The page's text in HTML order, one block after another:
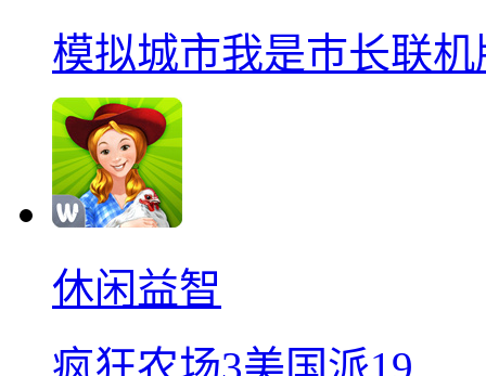
模拟城市我是巿长联机
休闲益智